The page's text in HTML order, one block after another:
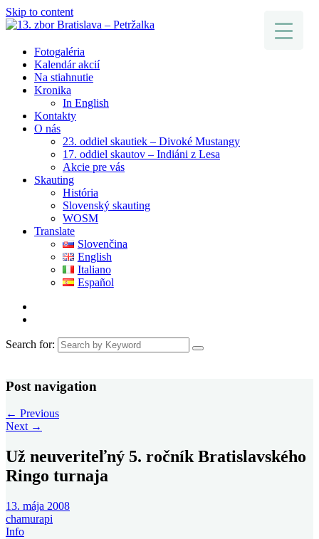
Skip to content
Fotogaléria
Kalendár akcií
Na stiahnutie
Kronika
In English
Kontakty
O nás
23. oddiel skautiek – Divoké Mustangy
17. oddiel skautov – Indiáni z Lesa
Akcie pre vás
Skauting
História
Slovenský skauting
WOSM
Translate
Slovenčina
English
Italiano
Español
Search for:
Post navigation
← Previous
Next →
Už neuveriteľný 5. ročník Bratislavského
Ringo turnaja
13. mája 2008
chamurapi
Info